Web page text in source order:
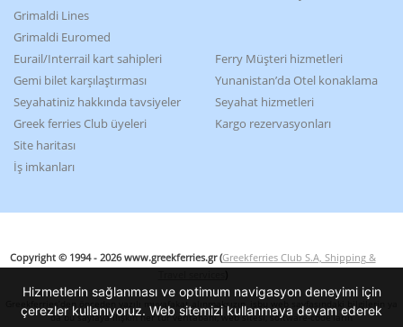
Hizmetlerin sağlanması ve optimum navigasyon deneyimi için
çerezler kullanıyoruz. Web sitemizi kullanmaya devam ederek
Grimaldi Lines
Grimaldi Euromed
Eurail/Interrail kart sahipleri
Gemi bilet karşılaştırması
Seyahatiniz hakkında tavsiyeler
Greek ferries Club üyeleri
Site haritası
İş imkanları
Ferry Müşteri hizmetleri
Yunanistan’da Otel konaklama
Seyahat hizmetleri
Kargo rezervasyonları
Copyright © 1994 - 2026 www.greekferries.gr (Greekferries Club S.A, Shipping &
Greekferries’den önceden yazılı muvafakat alınmaksızın, işbu web sayfasındaki bilgilerin ya
da bu sayfaya ilişkin her tür veritabanı, web sitesi, software-code’ların